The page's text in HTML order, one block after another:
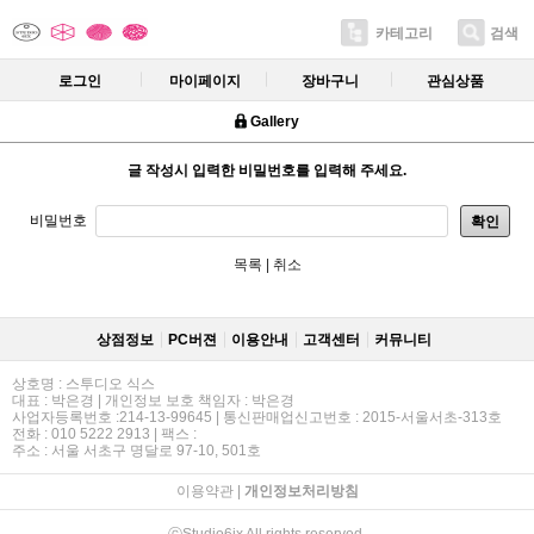
카테고리 검색
로그인 마이페이지 장바구니 관심상품
Gallery
글 작성시 입력한 비밀번호를 입력해 주세요.
비밀번호 확인
목록 취소
상점정보 PC버젼 이용안내 고객센터 커뮤니티
상호명 : 스투디오 식스
대표 : 박은경 | 개인정보 보호 책임자 : 박은경
사업자등록번호 :214-13-99645 | 통신판매업신고번호 : 2015-서울서초-313호
전화 : 010 5222 2913 | 팩스 :
주소 : 서울 서초구 명달로 97-10, 501호
이용약관| 개인정보처리방침